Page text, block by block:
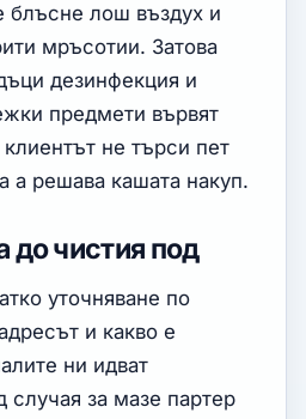
блъсне лош въздух и
мръсотии. Затова
дезинфекция и
предмети вървят
не търси пет
а решава кашата накуп.
до чистия под
уточняване по
и какво е
ни идват
случая за мазе партер